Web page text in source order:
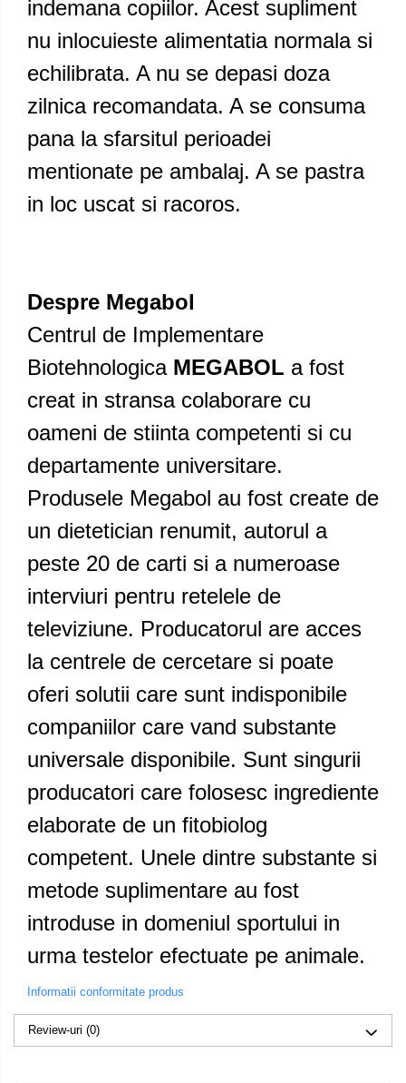
indemana copiilor. Acest supliment
nu inlocuieste alimentatia normala si
echilibrata. A nu se depasi doza
zilnica recomandata. A se consuma
pana la sfarsitul perioadei
mentionate pe ambalaj. A se pastra
in loc uscat si racoros.
Despre Megabol
Centrul de Implementare
Biotehnologica MEGABOL a fost
creat in stransa colaborare cu
oameni de stiinta competenti si cu
departamente universitare.
Produsele Megabol au fost create de
un dietetician renumit, autorul a
peste 20 de carti si a numeroase
interviuri pentru retelele de
televiziune. Producatorul are acces
la centrele de cercetare si poate
oferi solutii care sunt indisponibile
companiilor care vand substante
universale disponibile. Sunt singurii
producatori care folosesc ingrediente
elaborate de un fitobiolog
competent. Unele dintre substante si
metode suplimentare au fost
introduse in domeniul sportului in
urma testelor efectuate pe animale.
Informatii conformitate produs
Review-uri (0)